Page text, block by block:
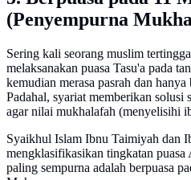
(Penyempurna
Sering kali seorang muslim
melaksanakan puasa Tasu'a pada
kemudian merasa pasrah dan
Padahal, syariat memberikan solusi
agar nilai mukhalafah (menyelisihi
Syaikhul Islam Ibnu Taimiyah dan
mengklasifikasikan tingkatan
paling sempurna adalah berpuasa